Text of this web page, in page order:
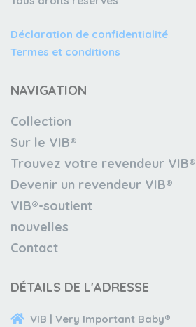
Déclaration de confidentialité
Termes et conditions
NAVIGATION
Collection
Sur le VIB®
Trouvez votre revendeur VIB®
Devenir un revendeur VIB®
VIB®-soutient
nouvelles
Contact
DÉTAILS DE L'ADRESSE
VIB | Very Important Baby®